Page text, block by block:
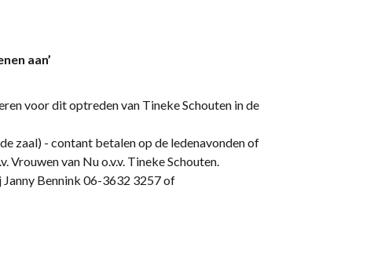
aan’
voor dit optreden van Tineke Schouten in de
zaal) - contant betalen op de ledenavonden of
van Nu o.v.v. Tineke Schouten.
Bennink 06-3632 3257 of